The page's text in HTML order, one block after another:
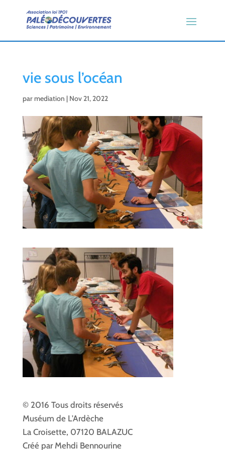
vie sous l’océan
parmediation | Nov 21, 2022
© 2016 Tous droits réservés
Muséum de L'Ardèche
La Croisette, 07120 BALAZUC
Créé par Mehdi Bennourine